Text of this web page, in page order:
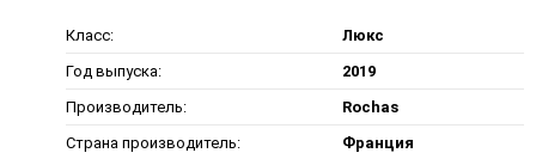
Класс:
Люкс
Год выпуска:
2019
Производитель:
Rochas
Страна производитель:
Франция